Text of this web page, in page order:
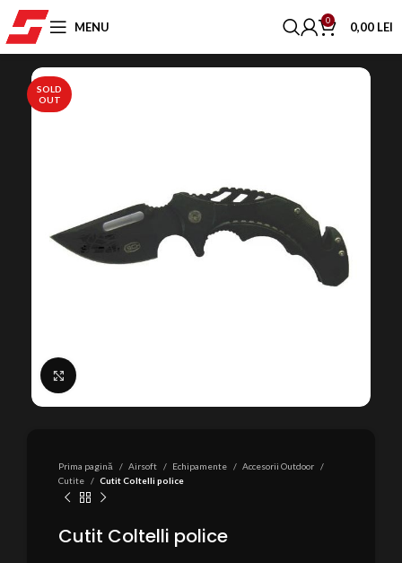
MENU 0 0,00 LEI
SOLD
OUT
Prima pagină Airsoft Echipamente
Accesorii Outdoor
Cutite
Cutit Coltelli police
Cutit Coltelli police